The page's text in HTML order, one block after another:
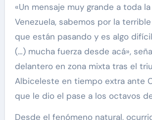
«Un mensaje muy grande a toda
Venezuela, sabemos por la
que están pasando y es algo
(…) mucha fuerza desde acá»,
delantero en zona mixta tras el
Albiceleste en tiempo extra ante
que le dio el pase a los octavos
Desde el fenómeno natural,